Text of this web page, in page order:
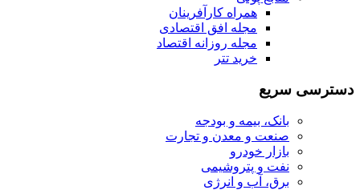
همراه کارآفرینان
مجله افق اقتصادی
مجله روزانه اقتصاد
خرید تتر
دسترسی سریع
بانک، بیمه و بودجه
صنعت و معدن و تجارت
بازار خودرو
نفت و پتروشیمی
برق، آب و انرژی